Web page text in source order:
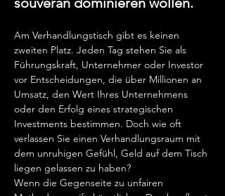
Am Verhandlungstisch gibt es keinen
zweiten Platz. Jeden Tag stehen Sie als
Führungskraft, Unternehmer oder Investor
vor Entscheidungen, die über Millionen an
Umsatz, den Wert Ihres Unternehmens
oder den Erfolg eines strategischen
Investments bestimmen. Doch wie oft
verlassen Sie einen Verhandlungsraum mit
dem unruhigen Gefühl, Geld auf dem Tisch
liegen gelassen zu haben?
Wenn die Gegenseite zu unfairen